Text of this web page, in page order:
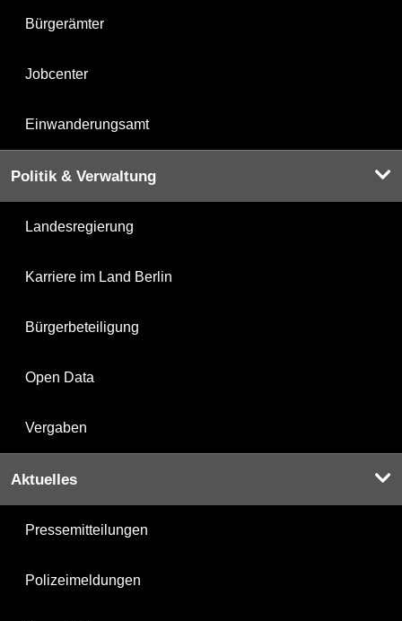
Bürgerämter
Jobcenter
Einwanderungsamt
Politik & Verwaltung
Landesregierung
Karriere im Land Berlin
Bürgerbeteiligung
Open Data
Vergaben
Aktuelles
Pressemitteilungen
Polizeimeldungen